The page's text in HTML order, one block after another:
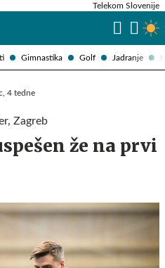
Gimnastika Golf Jadranje
Telekom Slovenije
4 tedne
Zagreb
že na prvi